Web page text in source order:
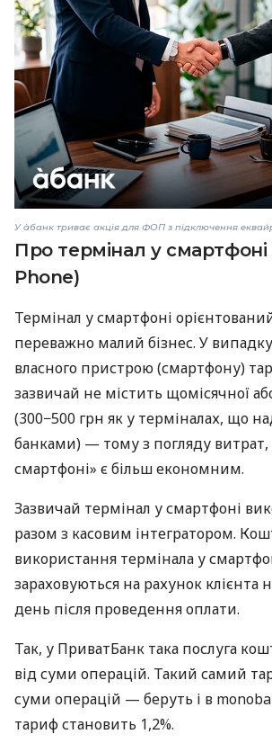
У àбанк триває акція для ФОП з підключення
Про термінал у
Phone)
Термінал у смартфоні
переважно малий бізнес. У
власного пристрою (смартфону)
зазвичай не містить щомісячної
(300−500 грн як у терміналах, що
банками) — тому з погляду витрат,
смартфоні» є більш економним.
Зазвичай термінал у смартфоні
разом з касовим інтегратором.
використання термінала у
зараховуються на рахунок клієнта
день після проведення оплати.
Так, у ПриватБанк така послуга
від суми операцій. Такий самий
суми операцій — беруть і в
тариф становить 1,2%.